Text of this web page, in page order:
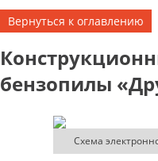
Вернуться к оглавлению
бензопилы
Схема